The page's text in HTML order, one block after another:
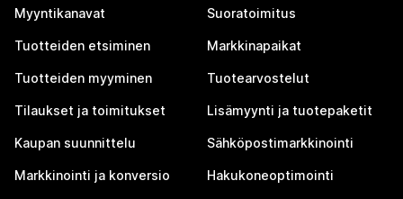
Myyntikanavat
Tuotteiden etsiminen
Tuotteiden myyminen
Tilaukset ja toimitukset
Kaupan suunnittelu
Markkinointi ja konversio
Suoratoimitus
Markkinapaikat
Tuotearvostelut
Lisämyynti ja tuotepaketit
Sähköpostimarkkinointi
Hakukoneoptimointi